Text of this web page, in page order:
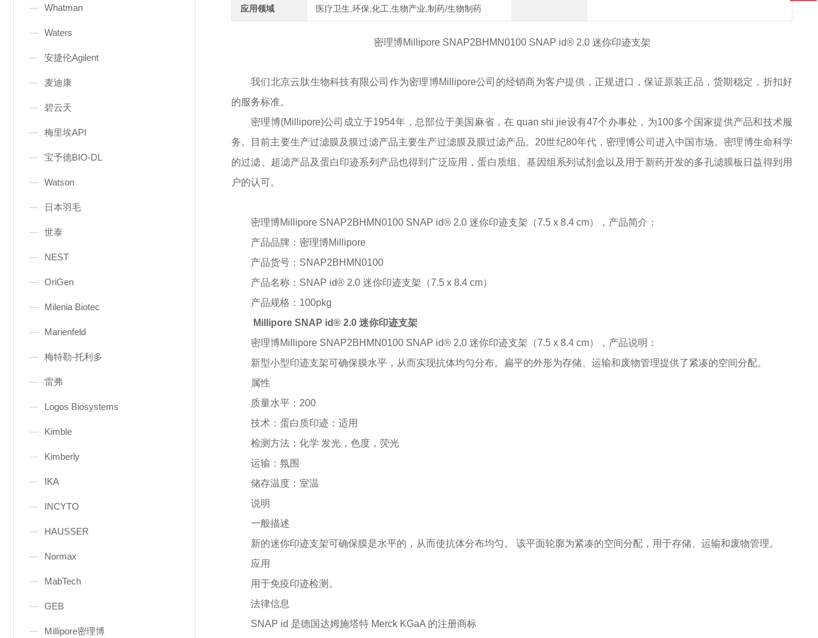
Whatman
Waters
安捷伦Agilent
麦迪康
碧云天
梅里埃API
宝予德BIO-DL
Watson
日本羽毛
世泰
NEST
OriGen
Milenia Biotec
Marienfeld
梅特勒-托利多
雷弗
Logos Biosystems
Kimble
Kimberly
IKA
INCYTO
HAUSSER
Normax
MabTech
GEB
Millipore密理博
应用领域 医疗卫生,环保,化工,生物产业,制药/生物制药
密理博Millipore SNAP2BHMN0100 SNAP id® 2.0 迷你印迹支架
我们北京云肽生物科技有限公司作为密理博Millipore公司的经销商为客户提供，正规进口，保证原装正品，货期稳定，折扣好
的服务标准。
密理博(Millipore)公司成立于1954年，总部位于美国麻省，在 quan shi jie设有47个办事处，为100多个国家提供产品和技术服
务。目前主要生产过滤膜及膜过滤产品主要生产过滤膜及膜过滤产品。 20世纪80年代，密理博公司进入中国市场。 密理博生命科学
的过滤、超滤产品及蛋白印迹系列产品也得到广泛应用，蛋白质组、基因组系列试剂盒以及用于新药开发的多孔滤膜板日益得到用
户的认可。
密理博Millipore SNAP2BHMN0100 SNAP id® 2.0 迷你印迹支架（7.5 x 8.4 cm），产品简介：
产品品牌： 密理博Millipore
产品货号： SNAP2BHMN0100
产品名称： SNAP id® 2.0 迷你印迹支架（7.5 x 8.4 cm）
产品规格： 100pkg
Millipore SNAP id® 2.0 迷你印迹支架
密理博Millipore SNAP2BHMN0100 SNAP id® 2.0 迷你印迹支架（7.5 x 8.4 cm），产品说明：
新型小型印迹支架可确保膜水平，从而实现抗体均匀分布。扁平的外形为存储、运输和废物管理提供了紧凑的空间分配。
属性
质量水平： 200
技术：蛋白质印迹：适用
检测方法：化学 发光，色度，荧光
运输：氛围
储存温度：室温
说明
一般描述
新的迷你印迹支架可确保膜是水平的，从而使抗体分布均匀。
该平面轮廓为紧凑的空间分配，用于存储、运输和废物管理。
应用
用于免疫印迹检测。
法律信息
SNAP id 是德国达姆施塔特 Merck KGaA 的注册商标